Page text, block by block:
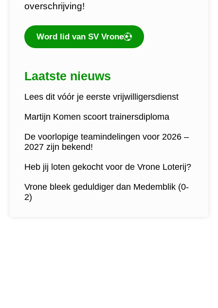
overschrijving!
Word lid van SV Vrone
Laatste nieuws
Lees dit vóór je eerste vrijwilligersdienst
Martijn Komen scoort trainersdiploma
De voorlopige teamindelingen voor 2026 –
2027 zijn bekend!
Heb jij loten gekocht voor de Vrone Loterij?
Vrone bleek geduldiger dan Medemblik (0-
2)